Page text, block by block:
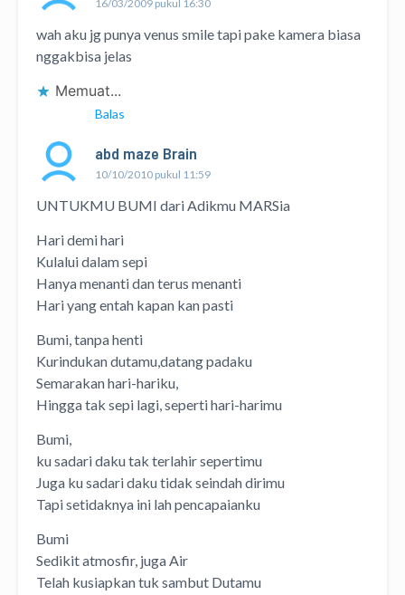
16/03/2009 pukul 16:30
wah aku jg punya venus smile tapi pake kamera biasa
nggakbisa jelas
Memuat...
Balas
abd maze Brain
10/10/2010 pukul 11:59
UNTUKMU BUMI dari Adikmu MARSia
Hari demi hari
Kulalui dalam sepi
Hanya menanti dan terus menanti
Hari yang entah kapan kan pasti
Bumi, tanpa henti
Kurindukan dutamu,datang padaku
Semarakan hari-hariku,
Hingga tak sepi lagi, seperti hari-harimu
Bumi,
ku sadari daku tak terlahir sepertimu
Juga ku sadari daku tidak seindah dirimu
Tapi setidaknya ini lah pencapaianku
Bumi
Sedikit atmosfir, juga Air
Telah kusiapkan tuk sambut Dutamu